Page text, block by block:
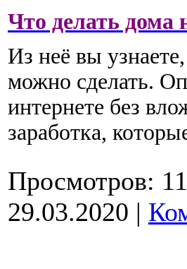
Что делать дома
Из неё вы
можно сделать.
интернете без
заработка,
Просмотров:
29.03.2020 |